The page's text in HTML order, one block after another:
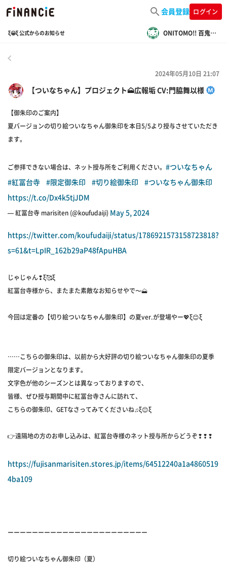
会員登録 ログイン
ξ😀ξ 公式からのお知らせ ONITOMO!! 百鬼夜行情報局
【ついなちゃん】プロジェクト🗻広報垢 CV:門脇舞以様
2024年05月10日 21:07
【御朱印のご案内】
夏バージョンの切り絵ついなちゃん御朱印を本日5/5より授与させていただき
ます。
ご参拝できない場合は、ネット授与所をご利用ください。 #ついなちゃん
#紅冨台寺 #限定御朱印 #切り絵御朱印
#ついなちゃん御朱印
https://t.co/Dx4k5tjJDM
— 紅冨台寺 marisiten (@koufudaiji) May 5, 2024
https://twitter.com/koufudaiji/status/1786921573158723818?
s=61&t=LpIR_162b29aP48fApuHBA
じゃじゃん❢ξ🥰ξ
紅冨台寺様から、またまた素敵なお知らせやで〜🗻
今回は定番の【切り絵ついなちゃん御朱印】の夏ver.が登場やー💖ξ😊ξ
……こちらの御朱印は、以前から大好評の切り絵ついなちゃん御朱印の夏季
限定バージョンとなります。
文字色が他のシーズンとは異なっておりますので、
皆様、ぜひ授与期間中に‪紅冨台寺‬さんに訪れて、
こちらの御朱印、GETなさってみてくださいね♫ξ😊ξ
👉遠隔地の方のお申し込みは、‪紅冨台寺‬様のネット授与所からどうぞ❢❢❢
https://fujisanmarisiten.stores.jp/items/64512240a1a4860519
4ba109
ーーーーーーーーーーーーーーーーーーーーーーー
切り絵ついなちゃん御朱印（夏）